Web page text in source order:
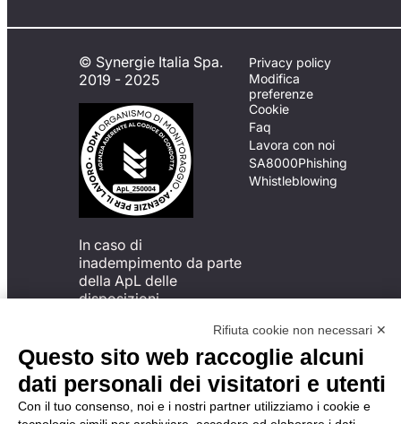
© Synergie Italia Spa.
2019 - 2025
In caso di
inadempimento da parte
della ApL delle
disposizioni
possibile presentare un
reclamo
all’Organismo di
Monitoraggio utilizzando
una delle modalità
Privacy policy
Modifica
preferenze
Cookie
Faq
Lavora con noi
SA8000Phishing
Whistleblowing
Rifiuta cookie non necessari ✕
Questo sito web raccoglie alcuni
dati personali dei visitatori e utenti
Con il tuo consenso, noi e i nostri partner utilizziamo i cookie e